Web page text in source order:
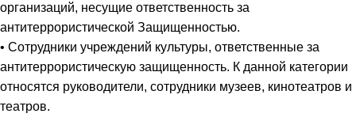
организаций, несущие ответственность за
антитеррористической Защищенностью.
• Сотрудники учреждений культуры, ответственные за
антитеррористическую защищенность. К данной категории
относятся руководители, сотрудники музеев, кинотеатров и
театров.